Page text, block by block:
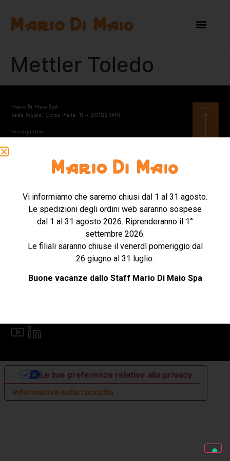
Mettler Toledo
Mario Di Maio SpA
Sede legale: Corso Italia, 11 – 20122 (Mi)
Headquarter
Via A.Manzoni, 40 – 21040 Gerenzano (Va)
Mail: contattishop@mariodimaio.com
Mario Di Maio SpA – Codice Destinatario SDI: 8KI81S6 – Codice
fiscale e Partita Iva 04628430151 – Capitale Sociale
Informativa sulla raccolta
Le tue preferenze relative alla privacy
Vi informiamo che saremo chiusi dal 1 al 31 agosto.
Le spedizioni degli ordini web saranno sospese
dal 1 al 31 agosto 2026. Riprenderanno il 1°
settembre 2026.
Le filiali saranno chiuse il venerdì pomeriggio dal
26 giugno al 31 luglio.
Buone vacanze dallo Staff Mario Di Maio Spa